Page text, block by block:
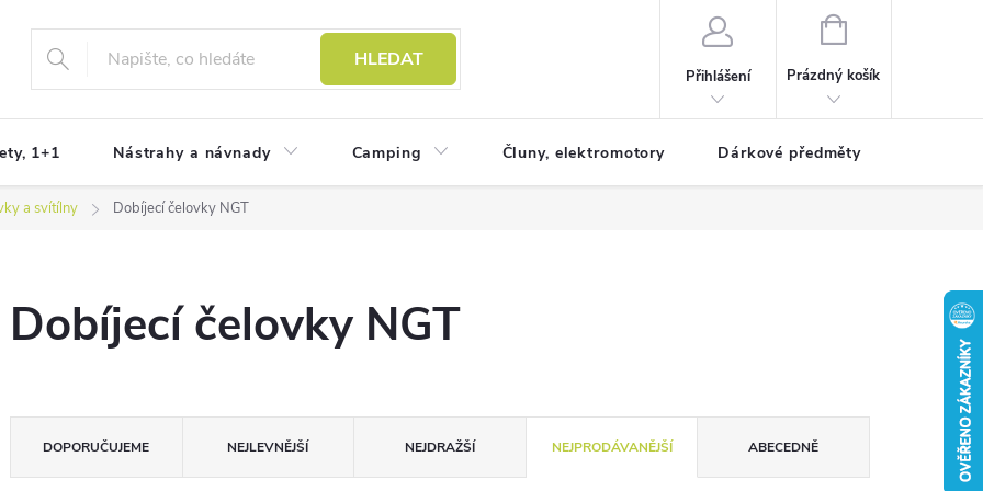
HLEDAT
Přihlášení
NÁKUPNÍ
Prázdný košík
1+1 Nástrahy a návnady Camping Čluny, elektromotory Dárkové předměty
a svítílny Dobíjecí čelovky NGT
Dobíjecí čelovky NGT
a
DOPORUČUJEME NEJLEVNĚJŠÍ NEJDRAŽŠÍ NEJPRODÁVANĚJŠÍ ABECEDNĚ